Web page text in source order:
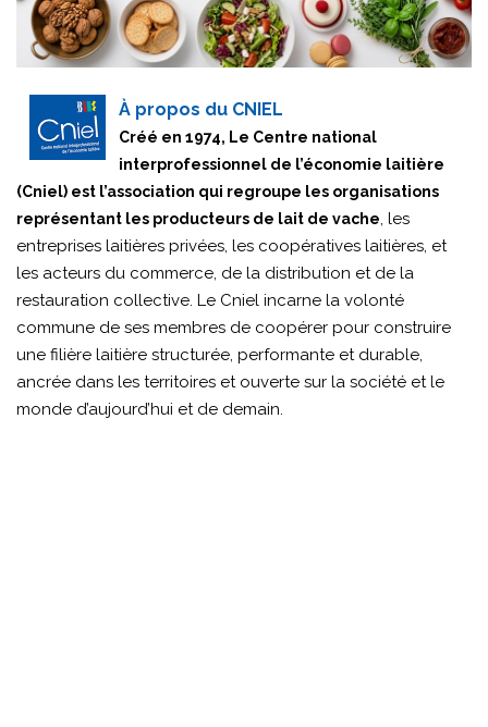
À propos du CNIEL
Créé en 1974, Le Centre national
interprofessionnel de l’économie laitière
(Cniel) est l’association qui regroupe les organisations
représentant les producteurs de lait de vache, les
entreprises laitières privées, les coopératives laitières, et
les acteurs du commerce, de la distribution et de la
restauration collective. Le Cniel incarne la volonté
commune de ses membres de coopérer pour construire
une filière laitière structurée, performante et durable,
ancrée dans les territoires et ouverte sur la société et le
monde d’aujourd’hui et de demain.